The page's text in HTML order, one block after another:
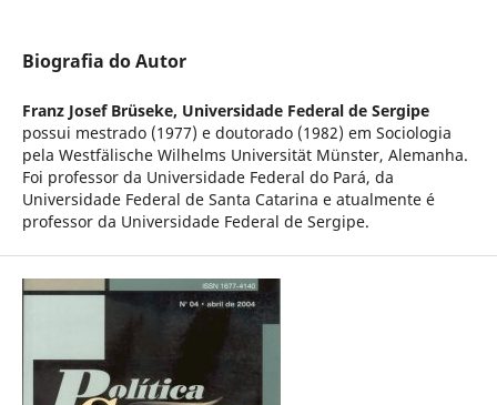
Biografia do Autor
Franz Josef Brüseke, Universidade Federal de Sergipe
possui mestrado (1977) e doutorado (1982) em Sociologia
pela Westfälische Wilhelms Universität Münster, Alemanha.
Foi professor da Universidade Federal do Pará, da
Universidade Federal de Santa Catarina e atualmente é
professor da Universidade Federal de Sergipe.